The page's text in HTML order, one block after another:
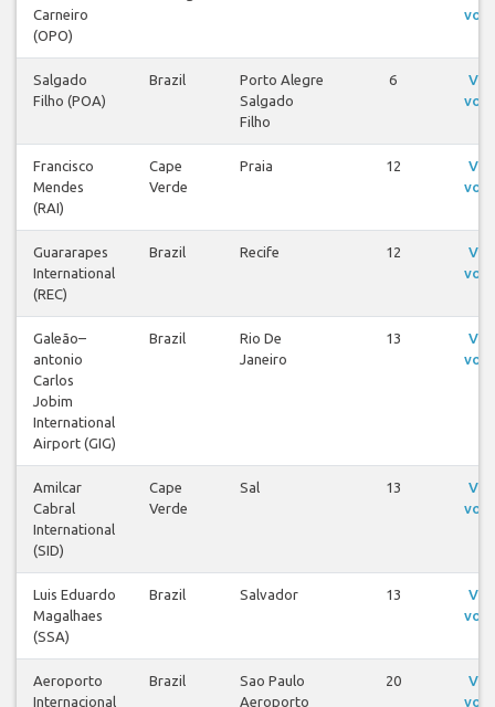
Carneiro
(OPO)
voos
Salgado
Filho (POA)
Brazil
Porto Alegre
Salgado
Filho
6
Ver
voos
Francisco
Mendes
(RAI)
Cape
Verde
Praia 12
Ver
voos
Guararapes
International
(REC)
Brazil Recife 12
Ver
voos
Galeão–
antonio
Carlos
Jobim
International
Airport (GIG)
Brazil
Rio De
Janeiro
13
Ver
voos
Amilcar
Cabral
International
(SID)
Cape
Verde
Sal 13
Ver
voos
Luis Eduardo
Magalhaes
(SSA)
Brazil Salvador 13
Ver
voos
Aeroporto
Internacional
Brazil
Sao Paulo
Aeroporto
20
Ver
voos